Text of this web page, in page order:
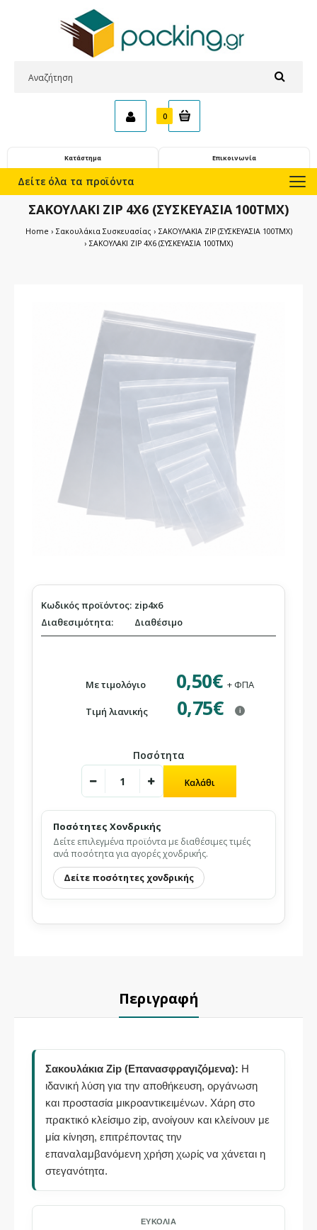
0
Κατάστημα Επικοινωνία
Δείτε όλα τα προϊόντα
ΣΑΚΟΥΛΑΚΙ ZIP 4X6 (ΣΥΣΚΕΥΑΣΙΑ 100ΤΜΧ)
Home Σακουλάκια Συσκευασίας
ΣΑΚΟΥΛΑΚΙΑ ZIP (ΣΥΣΚΕΥΑΣΙΑ 100ΤΜΧ)
ΣΑΚΟΥΛΑΚΙ ZIP 4X6 (ΣΥΣΚΕΥΑΣΙΑ 100ΤΜΧ)
Κωδικός προϊόντος: zip4x6
Διαθεσιμότητα:
Διαθέσιμο
Με τιμολόγιο 0,50€ + ΦΠΑ
Τιμή λιανικής 0,75€ i
Ποσότητα
Ποσότητες Χονδρικής
Δείτε επιλεγμένα προϊόντα με διαθέσιμες τιμές
ανά ποσότητα για αγορές χονδρικής.
Δείτε ποσότητες χονδρικής
Περιγραφή
Σακουλάκια Zip (Επανασφραγιζόμενα): Η
ιδανική λύση για την αποθήκευση, οργάνωση
και προστασία μικροαντικειμένων. Χάρη στο
πρακτικό κλείσιμο zip, ανοίγουν και κλείνουν με
μία κίνηση, επιτρέποντας την
επαναλαμβανόμενη χρήση χωρίς να χάνεται η
στεγανότητα.
ΕΥΚΟΛΊΑ